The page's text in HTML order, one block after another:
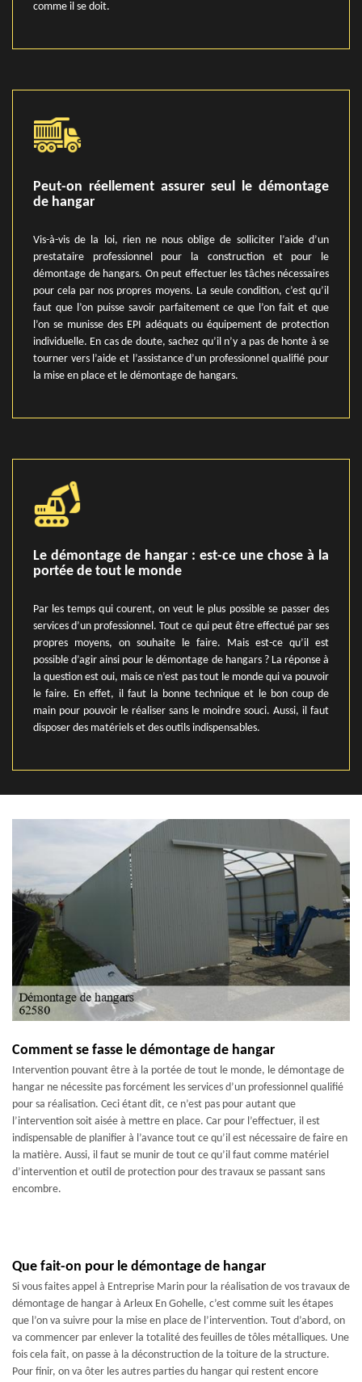
comme il se doit.
Peut-on réellement assurer seul le démontage
de hangar
Vis-à-vis de la loi, rien ne nous oblige de solliciter l’aide d’un
prestataire professionnel pour la construction et pour le
démontage de hangars. On peut effectuer les tâches nécessaires
pour cela par nos propres moyens. La seule condition, c’est qu’il
faut que l’on puisse savoir parfaitement ce que l’on fait et que
l’on se munisse des EPI adéquats ou équipement de protection
individuelle. En cas de doute, sachez qu’il n’y a pas de honte à se
tourner vers l’aide et l’assistance d’un professionnel qualifié pour
la mise en place et le démontage de hangars.
Le démontage de hangar : est-ce une chose à la
portée de tout le monde
Par les temps qui courent, on veut le plus possible se passer des
services d’un professionnel. Tout ce qui peut être effectué par ses
propres moyens, on souhaite le faire. Mais est-ce qu’il est
possible d’agir ainsi pour le démontage de hangars ? La réponse à
la question est oui, mais ce n’est pas tout le monde qui va pouvoir
le faire. En effet, il faut la bonne technique et le bon coup de
main pour pouvoir le réaliser sans le moindre souci. Aussi, il faut
disposer des matériels et des outils indispensables.
Comment se fasse le démontage de hangar
Intervention pouvant être à la portée de tout le monde, le démontage de
hangar ne nécessite pas forcément les services d’un professionnel qualifié
pour sa réalisation. Ceci étant dit, ce n’est pas pour autant que
l’intervention soit aisée à mettre en place. Car pour l’effectuer, il est
indispensable de planifier à l’avance tout ce qu’il est nécessaire de faire en
la matière. Aussi, il faut se munir de tout ce qu’il faut comme matériel
d’intervention et outil de protection pour des travaux se passant sans
encombre.
Que fait-on pour le démontage de hangar
Si vous faites appel à Entreprise Marin pour la réalisation de vos travaux de
démontage de hangar à Arleux En Gohelle, c’est comme suit les étapes
que l’on va suivre pour la mise en place de l’intervention. Tout d’abord, on
va commencer par enlever la totalité des feuilles de tôles métalliques. Une
fois cela fait, on passe à la déconstruction de la toiture de la structure.
Pour finir, on va ôter les autres parties du hangar qui restent encore